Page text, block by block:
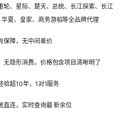
轮、星际、楚天、总统、长江探索、长江
夏、皇家、商务游船等全品牌代理
保障，无中间差价
无隐形消费，价格包含项目清晰明了
验超10年，1对1服务
直连，实时查询最 新余位